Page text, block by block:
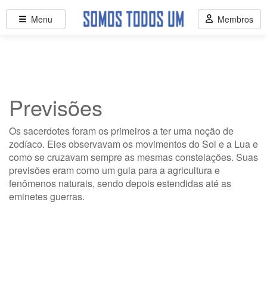
Previsões
Os sacerdotes foram os primeiros a ter uma noção de
zodíaco. Eles observavam os movimentos do Sol e a Lua e
como se cruzavam sempre as mesmas constelações. Suas
previsões eram como um guia para a agricultura e
fenômenos naturais, sendo depois estendidas até as
eminetes guerras.
Menu Membros